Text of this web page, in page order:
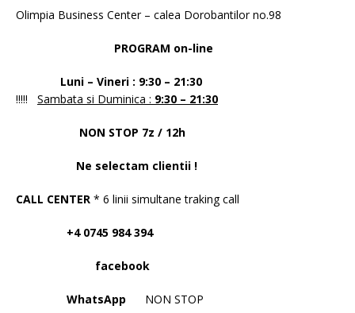
Olimpia Business Center – calea Dorobantilor no.98
PROGRAM on-line
Luni – Vineri : 9:30 – 21:30
!!!!! Sambata si Duminica : 9:30 – 21:30
NON STOP 7z / 12h
Ne selectam clientii !
CALL CENTER * 6 linii simultane traking call
+4 0745 984 394
facebook
WhatsApp NON STOP